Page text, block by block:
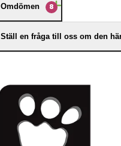
Omdömen 8
Ställ en fråga till oss om den